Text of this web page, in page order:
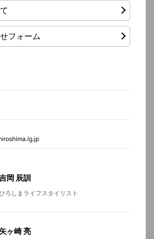
フォーム
岡 辰訓
ろしまライフスタイリスト
矢ヶ崎 亮